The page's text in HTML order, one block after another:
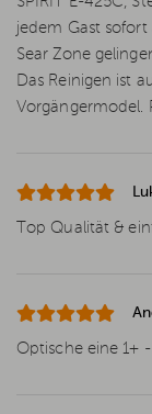
jedem Gast sofort
Sear Zone
Das Reinigen ist
Vorgängermodel.
Top Qualität &
Optische eine 1+